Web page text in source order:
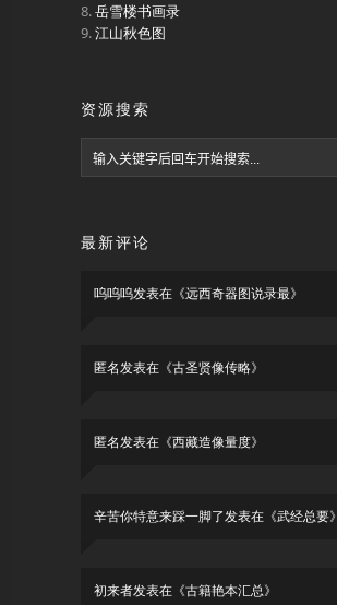
岳雪楼书画录
江山秋色图
资源搜索
最新评论
呜呜呜发表在《远西奇器图说录最》
匿名发表在《古圣贤像传略》
匿名发表在《西藏造像量度》
辛苦你特意来踩一脚了发表在《武经总要》
初来者发表在《古籍艳本汇总》